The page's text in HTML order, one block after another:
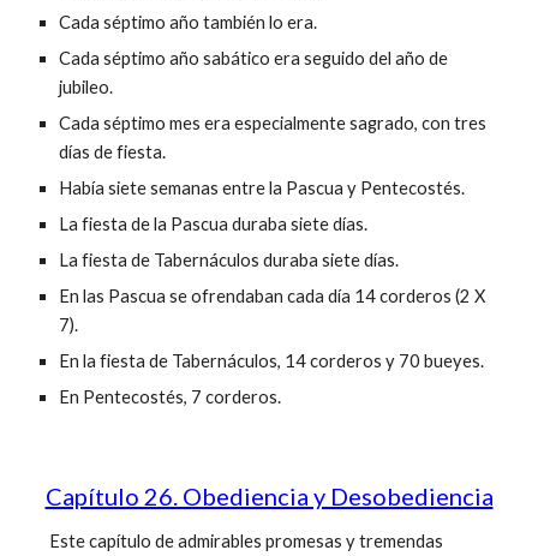
Cada séptimo año también lo era.
Cada séptimo año sabático era seguido del año de
jubileo.
Cada séptimo mes era especialmente sagrado, con tres
días de fiesta.
Había siete semanas entre la Pascua y Pentecostés.
La fiesta de la Pascua duraba siete días.
La fiesta de Tabernáculos duraba siete días.
En las Pascua se ofrendaban cada día 14 corderos (2 X
7).
En la fiesta de Tabernáculos, 14 corderos y 70 bueyes.
En Pentecostés, 7 corderos.
Capítulo 26. Obediencia y Desobediencia
Este capítulo de admirables promesas y tremendas